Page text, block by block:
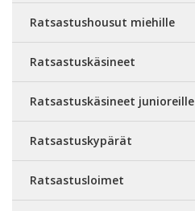
Ratsastushousut miehille
Ratsastuskäsineet
Ratsastuskäsineet junioreille
Ratsastuskypärät
Ratsastusloimet